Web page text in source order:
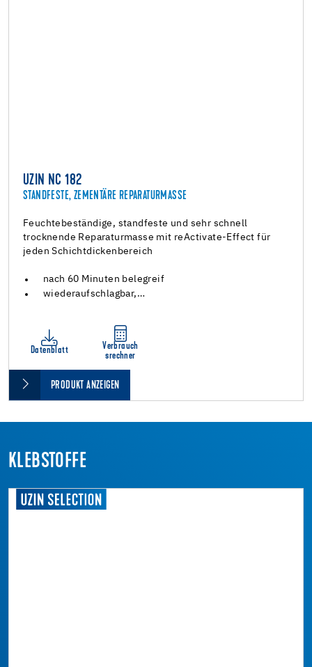
UZIN NC 182
STANDFESTE, ZEMENTÄRE REPARATURMASSE
Feuchtebeständige, standfeste und sehr schnell
trocknende Reparaturmasse mit reActivate-Effect für
jeden Schichtdickenbereich
nach 60 Minuten belegreif
wiederaufschlagbar,…
Datenblatt
Verbrauch
srechner
PRODUKT ANZEIGEN
KLEBSTOFFE